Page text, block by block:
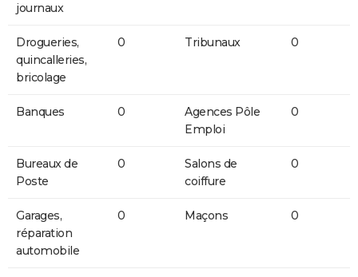
journaux
Drogueries,
quincalleries,
bricolage
0 Tribunaux 0
Banques 0
Agences Pôle
Emploi
0
Bureaux de
Poste
0
Salons de
coiffure
0
Garages,
réparation
automobile
0 Maçons 0